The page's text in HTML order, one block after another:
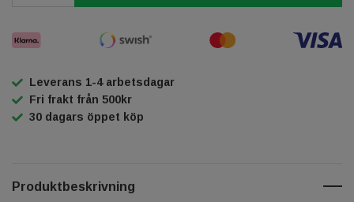
Leverans 1-4 arbetsdagar
Fri frakt från 500kr
30 dagars öppet köp
Produktbeskrivning